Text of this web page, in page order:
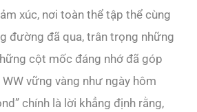
xúc, nơi toàn thể tập thể cùng
đường đã qua, trân trọng những
cột mốc đáng nhớ đã góp
vững vàng như ngày hôm
chính là lời khẳng định rằng,